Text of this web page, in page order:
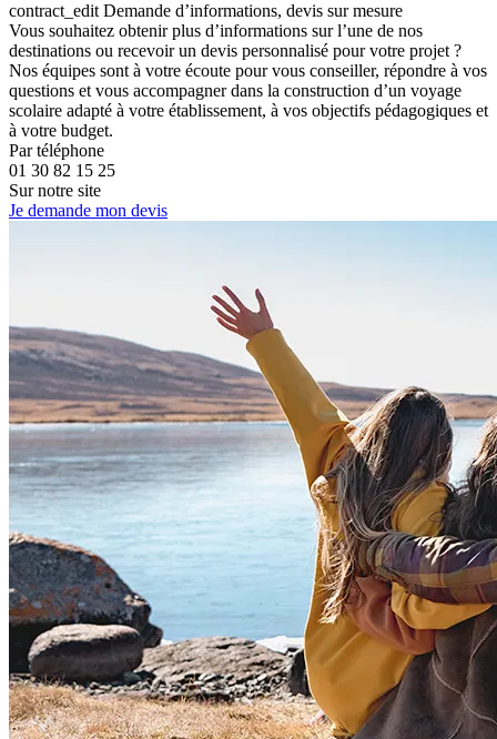
contract_edit Demande d’informations, devis sur mesure
Vous souhaitez obtenir plus d’informations sur l’une de nos
destinations ou recevoir un devis personnalisé pour votre projet ?
Nos équipes sont à votre écoute pour vous conseiller, répondre à vos
questions et vous accompagner dans la construction d’un voyage
scolaire adapté à votre établissement, à vos objectifs pédagogiques et
à votre budget.
Par téléphone
01 30 82 15 25
Sur notre site
Je demande mon devis